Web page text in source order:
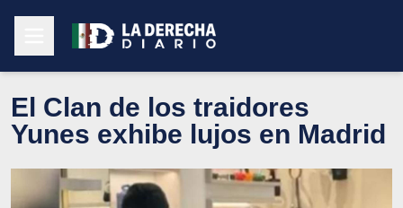
El Clan de los traidores
Yunes exhibe lujos en Madrid